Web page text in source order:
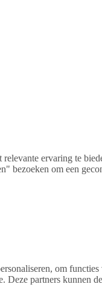
ervaring te
om een
om
Deze partners kunnen